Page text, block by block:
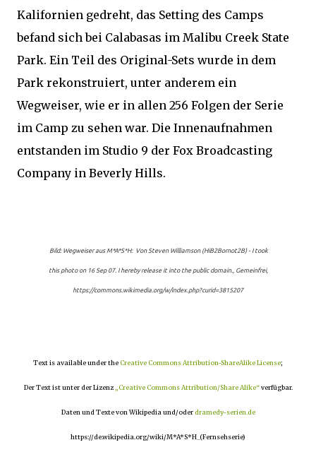
Kalifornien gedreht, das Setting des Camps
befand sich bei Calabasas im Malibu Creek State
Park. Ein Teil des Original-Sets wurde in dem
Park rekonstruiert, unter anderem ein
Wegweiser, wie er in allen 256 Folgen der Serie
im Camp zu sehen war. Die Innenaufnahmen
entstanden im Studio 9 der Fox Broadcasting
Company in Beverly Hills.
Bild:Wegweiser aus M*A*S*H: Von Steven Williamson (HiB2Bornot2B) - I took
this photo on 16 Sep 07. I hereby release it into the public domain., Gemeinfrei,
https://commons.wikimedia.org/w/index.php?curid=3815207
Text is available under the Creative Commons Attribution-ShareAlike License;
Der Text ist unter der Lizenz „Creative Commons Attribution/Share Alike“verfügbar.
Daten und Texte von Wikipedia und/oder dramedy-serien.de
https://de.wikipedia.org/wiki/M*A*S*H_(Fernsehserie)